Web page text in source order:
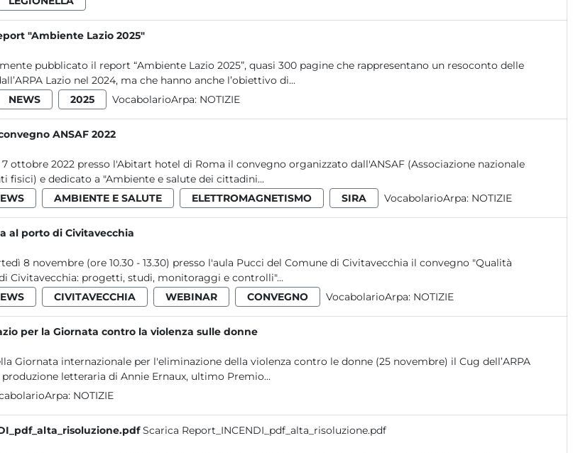
"Ambiente Lazio 2025"
pubblicato il report “Ambiente Lazio 2025”, quasi 300 pagine che rappresentano un resoconto delle
Lazio nel 2024, ma che hanno anche l’obiettivo di...
NEWS 2025 VocabolarioArpa: NOTIZIE
ANSAF 2022
ottobre 2022 presso l'Abitart hotel di Roma il convegno organizzato dall'ANSAF (Associazione nazionale
fisici) e dedicato a "Ambiente e salute dei cittadini...
AMBIENTE E SALUTE ELETTROMAGNETISMO SIRA VocabolarioArpa: NOTIZIE
al porto di Civitavecchia
8 novembre (ore 10.30 - 13.30) presso l'aula Pucci del Comune di Civitavecchia il convegno "Qualità
Civitavecchia: progetti, studi, monitoraggi e controlli"...
CIVITAVECCHIA WEBINAR CONVEGNO VocabolarioArpa: NOTIZIE
per la Giornata contro la violenza sulle donne
Giornata internazionale per l'eliminazione della violenza contro le donne (25 novembre) il Cug dell’ARPA
letteraria di Annie Ernaux, ultimo Premio...
NOTIZIE
Scarica Report_INCENDI_pdf_alta_risoluzione.pdf